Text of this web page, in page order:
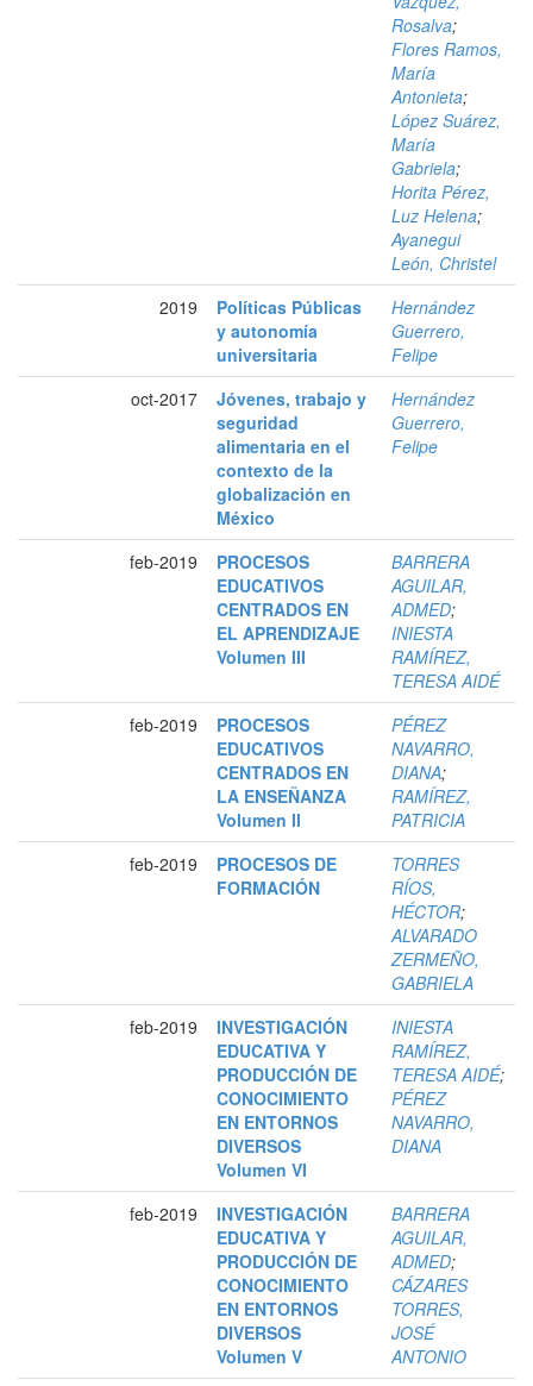
Rosalva;
Flores Ramos,
María
Antonieta;
López Suárez,
María
Gabriela;
Horita Pérez,
Luz Helena;
Ayanegui
León, Christel
2019
Políticas Públicas
y autonomía
universitaria
Hernández
Guerrero,
Felipe
oct-2017
Jóvenes, trabajo y
seguridad
alimentaria en el
contexto de la
globalización en
México
Hernández
Guerrero,
Felipe
feb-2019
PROCESOS
EDUCATIVOS
CENTRADOS EN
EL APRENDIZAJE
Volumen III
BARRERA
AGUILAR,
ADMED;
INIESTA
RAMÍREZ,
TERESA AIDÉ
feb-2019
PROCESOS
EDUCATIVOS
CENTRADOS EN
LA ENSEÑANZA
Volumen II
PÉREZ
NAVARRO,
DIANA;
RAMÍREZ,
PATRICIA
feb-2019
PROCESOS DE
FORMACIÓN
TORRES
RÍOS,
HÉCTOR;
ALVARADO
ZERMEÑO,
GABRIELA
feb-2019
INVESTIGACIÓN
EDUCATIVA Y
PRODUCCIÓN DE
CONOCIMIENTO
EN ENTORNOS
DIVERSOS
Volumen VI
INIESTA
RAMÍREZ,
TERESA AIDÉ;
PÉREZ
NAVARRO,
DIANA
feb-2019
INVESTIGACIÓN
EDUCATIVA Y
PRODUCCIÓN DE
CONOCIMIENTO
EN ENTORNOS
DIVERSOS
Volumen V
BARRERA
AGUILAR,
ADMED;
CÁZARES
TORRES,
JOSÉ
ANTONIO